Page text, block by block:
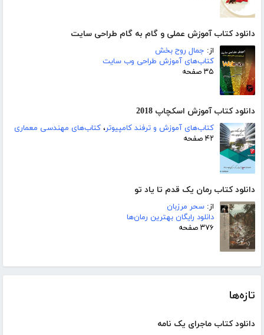
دانلود کتاب آموزش عملی و گام به گام طراحی سایت
از: جمال روح بخش
کتاب‌های آموزش طراحی وب سایت
۳۵ صفحه
دانلود کتاب آموزش اسکچاپ 2018
کتاب‌های آموزش و ترفند کامپیوتر، کتاب‌های مهندسی معماری
۴۲ صفحه
دانلود کتاب رمان یک قدم تا یاد تو
از: سحر مرزبان
دانلود رایگان بهترین رمان‌ها
۳۷۶ صفحه
تازه‌ها
دانلود کتاب ماجرای یک نامه